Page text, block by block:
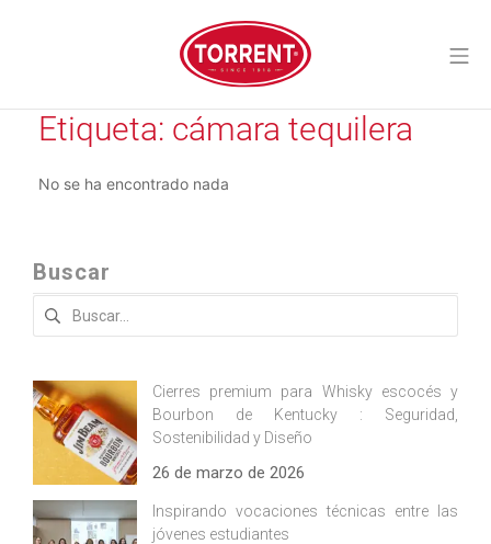
Torrent Closures
Etiqueta: cámara tequilera
No se ha encontrado nada
Buscar
Buscar:
Cierres premium para Whisky escocés y
Bourbon de Kentucky : Seguridad,
Sostenibilidad y Diseño
26 de marzo de 2026
Inspirando vocaciones técnicas entre las
jóvenes estudiantes